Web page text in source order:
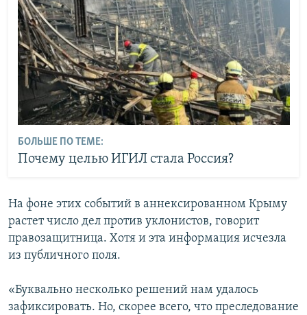
БОЛЬШЕ ПО ТЕМЕ:
Почему целью ИГИЛ стала Россия?
На фоне этих событий в аннексированном Крыму
растет число дел против уклонистов, говорит
правозащитница. Хотя и эта информация исчезла
из публичного поля.
«Буквально несколько решений нам удалось
зафиксировать. Но, скорее всего, что преследование